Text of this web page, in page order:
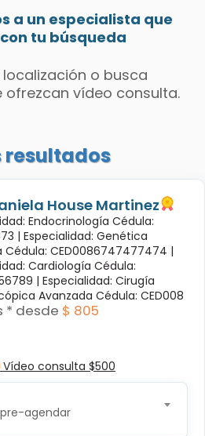
a un especialista que
tu búsqueda
o busca
ofrezcan vídeo consulta.
resultados
House Martinez
Endocrinología Cédula:
| Especialidad: Genética
Cédula: CED0086747477474 |
Cardiología Cédula:
| Especialidad: Cirugía
Avanzada Cédula: CED008
* desde $ 805
Vídeo consulta $500
agendar